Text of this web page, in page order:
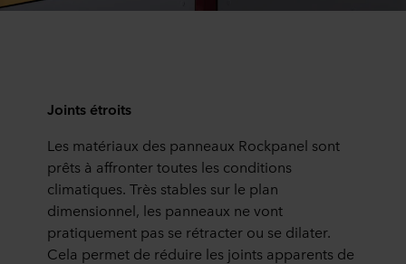
Joints étroits
Les matériaux des panneaux Rockpanel sont
prêts à affronter toutes les conditions
climatiques. Très stables sur le plan
dimensionnel, les panneaux ne vont
pratiquement pas se rétracter ou se dilater.
Cela permet de réduire les joints apparents de